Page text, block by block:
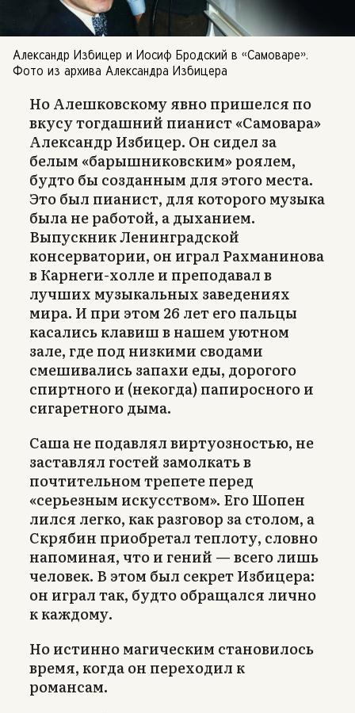
Александр Избицер и Иосиф Бродский в «Самоваре».
Фото из архива Александра Избицера
Но Алешковскому явно пришелся по
вкусу тогдашний пианист «Самовара»
Александр Избицер. Он сидел за
белым «барышниковским» роялем,
будто бы созданным для этого места.
Это был пианист, для которого музыка
была не работой, а дыханием.
Выпускник Ленинградской
консерватории, он играл Рахманинова
в Карнеги-холле и преподавал в
лучших музыкальных заведениях
мира. И при этом 26 лет его пальцы
касались клавиш в нашем уютном
зале, где под низкими сводами
смешивались запахи еды, дорогого
спиртного и (некогда) папиросного и
сигаретного дыма.
Саша не подавлял виртуозностью, не
заставлял гостей замолкать в
почтительном трепете перед
«серьезным искусством». Его Шопен
лился легко, как разговор за столом, а
Скрябин приобретал теплоту, словно
напоминая, что и гений — всего лишь
человек. В этом был секрет Избицера:
он играл так, будто обращался лично
к каждому.
Но истинно магическим становилось
время, когда он переходил к
романсам.